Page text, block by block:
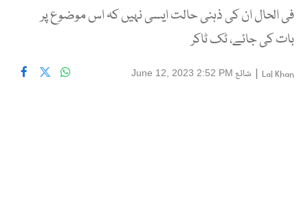
فی الحال ان کی ذہنی حالت ایسی نہیں کہ اس موضوع پر
بات کی جائے، ٹک ٹاکر
Lal Khan
| شائع June 12, 2023 2:52 PM